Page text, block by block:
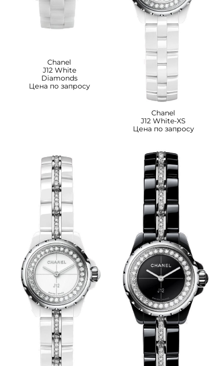
Chanel
J12 White
Diamonds
Цена по запросу
Chanel
J12 White-XS
Цена по запросу